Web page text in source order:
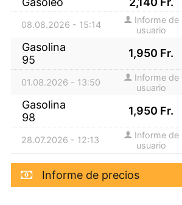
08.08.2026 - 15:14
Informe de
usuario
Gasolina
95
1,950 Fr.
01.08.2026 - 13:50
Informe de
usuario
Gasolina
98
1,950 Fr.
28.07.2026 - 12:13
Informe de
usuario
Informe de precios